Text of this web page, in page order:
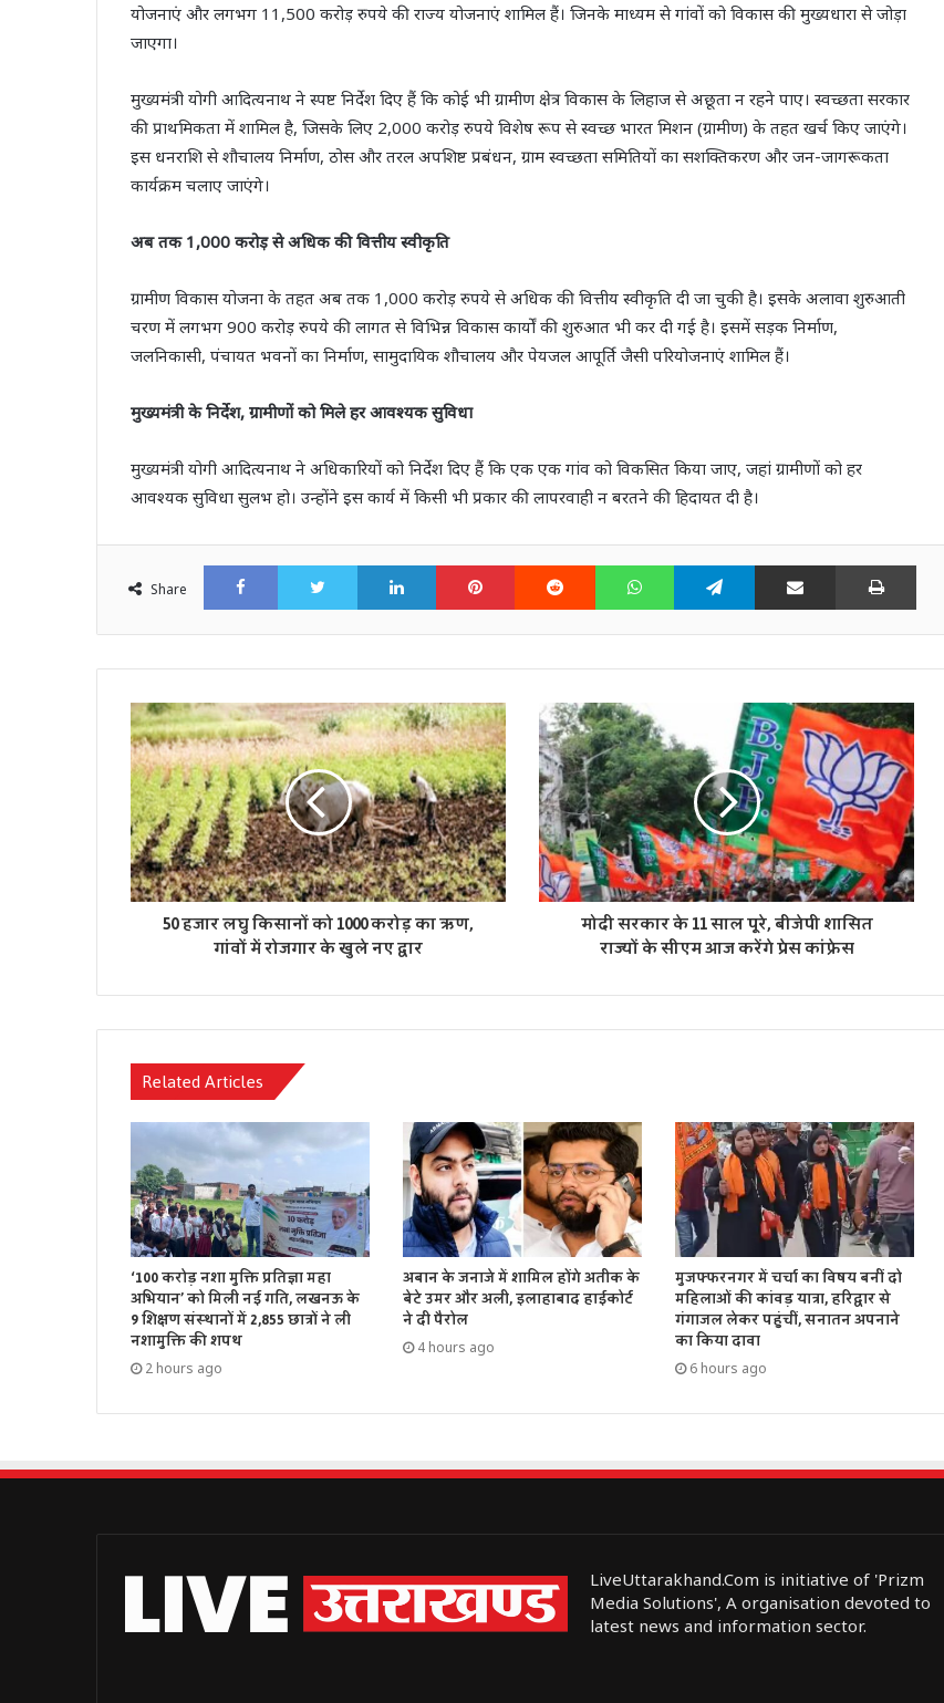
योजनाएं और लगभग 11,500 करोड़ रुपये की राज्य योजनाएं शामिल हैं। जिनके माध्यम से गांवों को विकास की मुख्यधारा से जोड़ा
जाएगा।
मुख्यमंत्री योगी आदित्यनाथ ने स्पष्ट निर्देश दिए हैं कि कोई भी ग्रामीण क्षेत्र विकास के लिहाज से अछूता न रहने पाए। स्वच्छता सरकार
की प्राथमिकता में शामिल है, जिसके लिए 2,000 करोड़ रुपये विशेष रूप से स्वच्छ भारत मिशन (ग्रामीण) के तहत खर्च किए जाएंगे।
इस धनराशि से शौचालय निर्माण, ठोस और तरल अपशिष्ट प्रबंधन, ग्राम स्वच्छता समितियों का सशक्तिकरण और जन-जागरूकता
कार्यक्रम चलाए जाएंगे।
अब तक 1,000 करोड़ से अधिक की वित्तीय स्वीकृति
ग्रामीण विकास योजना के तहत अब तक 1,000 करोड़ रुपये से अधिक की वित्तीय स्वीकृति दी जा चुकी है। इसके अलावा शुरुआती
चरण में लगभग 900 करोड़ रुपये की लागत से विभिन्न विकास कार्यों की शुरुआत भी कर दी गई है। इसमें सड़क निर्माण,
जलनिकासी, पंचायत भवनों का निर्माण, सामुदायिक शौचालय और पेयजल आपूर्ति जैसी परियोजनाएं शामिल हैं।
मुख्यमंत्री के निर्देश, ग्रामीणों को मिले हर आवश्यक सुविधा
मुख्यमंत्री योगी आदित्यनाथ ने अधिकारियों को निर्देश दिए हैं कि एक एक गांव को विकसित किया जाए, जहां ग्रामीणों को हर
आवश्यक सुविधा सुलभ हो। उन्होंने इस कार्य में किसी भी प्रकार की लापरवाही न बरतने की हिदायत दी है।
Share
FacebookTwitter LinkedIn Pinterest Reddit WhatsAppTelegram Share via Email Print
50 हजार लघु किसानों को 1000 करोड़ का ऋण,
गांवों में रोजगार के खुले नए द्वार
मोदी सरकार के 11 साल पूरे, बीजेपी शासित
राज्यों के सीएम आज करेंगे प्रेस कांफ्रेस
Related Articles
‘100 करोड़ नशा मुक्ति प्रतिज्ञा महा
अभियान’ को मिली नई गति, लखनऊ के
9 शिक्षण संस्थानों में 2,855 छात्रों ने ली
नशामुक्ति की शपथ
2 hours ago
अबान के जनाजे में शामिल होंगे अतीक के
बेटे उमर और अली, इलाहाबाद हाईकोर्ट
ने दी पैरोल
4 hours ago
मुजफ्फरनगर में चर्चा का विषय बनीं दो
महिलाओं की कांवड़ यात्रा, हरिद्वार से
गंगाजल लेकर पहुंचीं, सनातन अपनाने
का किया दावा
6 hours ago
LiveUttarakhand.Com is initiative of 'Prizm
Media Solutions', A organisation devoted to
latest news and information sector.